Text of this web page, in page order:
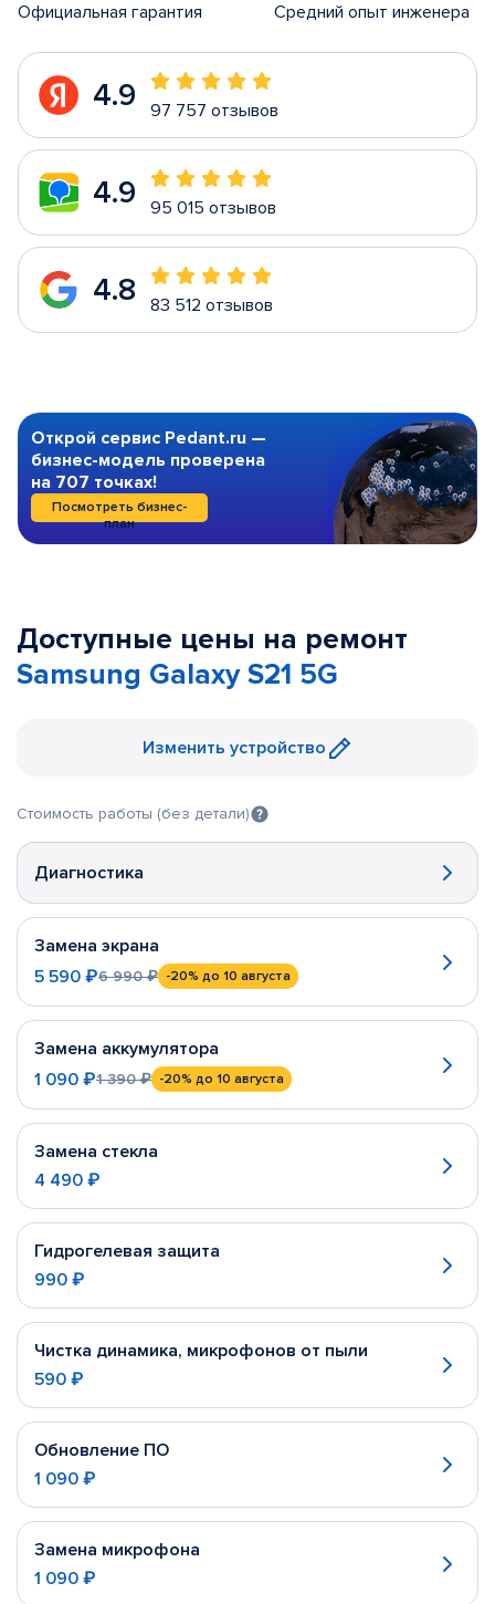
Официальная гарантия Средний опыт инженера
4.9 97 757 отзывов
4.9 95 015 отзывов
4.8 83 512 отзывов
Открой сервис Pedant.ru —
бизнес-модель проверена
на 707 точках!
Посмотреть бизнес-
план
Доступные цены на ремонт
Samsung Galaxy S21 5G
Изменить устройство
Стоимость работы (без детали)
Диагностика
Замена экрана
5 590 ₽6 990 ₽ -20% до 10 августа
Замена аккумулятора
1 090 ₽1 390 ₽ -20% до 10 августа
Замена стекла
4 490 ₽
Гидрогелевая защита
990 ₽
Чистка динамика, микрофонов от пыли
590 ₽
Обновление ПО
1 090 ₽
Замена микрофона
1 090 ₽